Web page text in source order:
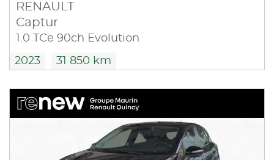
RENAULT
Captur
1.0 TCe 90ch Evolution
2023 31 850 km